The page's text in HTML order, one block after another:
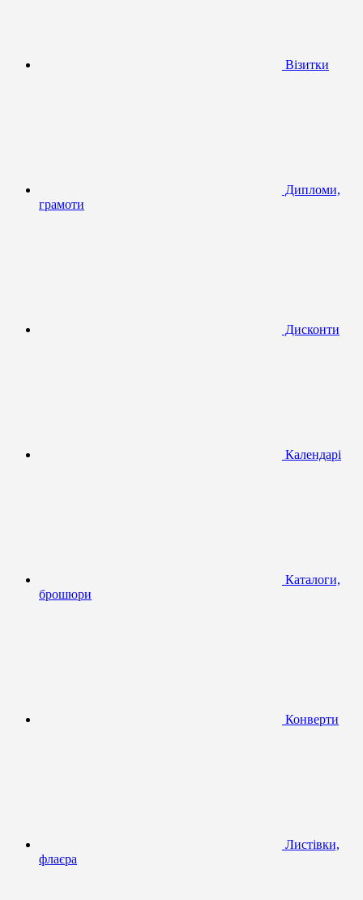
Візитки
Дипломи,
грамоти
Дисконти
Календарі
Каталоги,
брошюри
Конверти
Листівки,
флаєра